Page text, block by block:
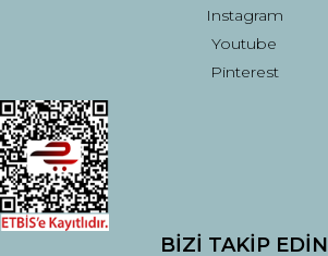
Instagram
Youtube
Pinterest
BİZİ TAKİP EDİN